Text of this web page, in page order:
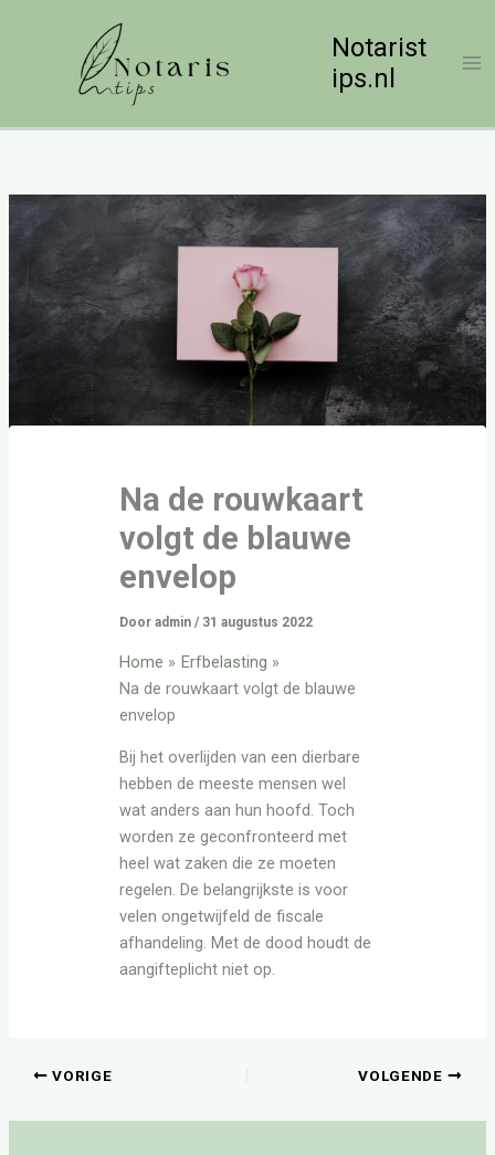
Notarist
ips.nl
Na de rouwkaart
volgt de blauwe
envelop
Door admin / 31 augustus 2022
Home
Erfbelasting
Na de rouwkaart volgt de blauwe
envelop
Bij het overlijden van een dierbare
hebben de meeste mensen wel
wat anders aan hun hoofd. Toch
worden ze geconfronteerd met
heel wat zaken die ze moeten
regelen. De belangrijkste is voor
velen ongetwijfeld de fiscale
afhandeling. Met de dood houdt de
aangifteplicht niet op.
VORIGE VOLGENDE